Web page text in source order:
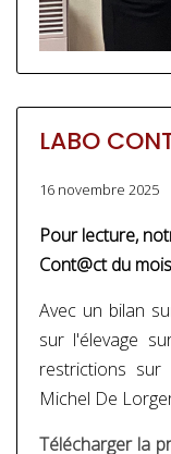
LABO
16 novembre 2025
Pour lecture,
Cont@ct du
Avec un bilan
sur l'élevage
restrictions
Michel De
Télécharger la